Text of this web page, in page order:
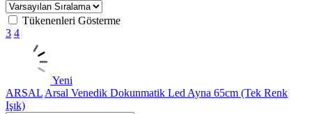
Tükenenleri Gösterme
3 4
Yeni
ARSAL Arsal Venedik Dokunmatik Led Ayna 65cm (Tek Renk
Işık)